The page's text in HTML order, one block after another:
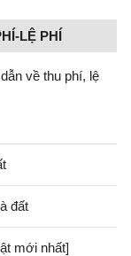
LỆ PHÍ
về thu phí, lệ
đất
mới nhất]